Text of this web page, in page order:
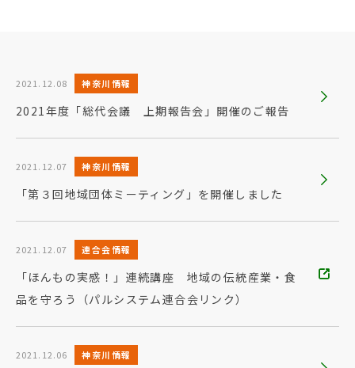
2021.12.08 神奈川情報
2021年度「総代会議 上期報告会」開催のご報告
2021.12.07 神奈川情報
「第３回地域団体ミーティング」を開催しました
2021.12.07 連合会情報
「ほんもの実感！」連続講座 地域の伝統産業・食
品を守ろう（パルシステム連合会リンク）
2021.12.06 神奈川情報